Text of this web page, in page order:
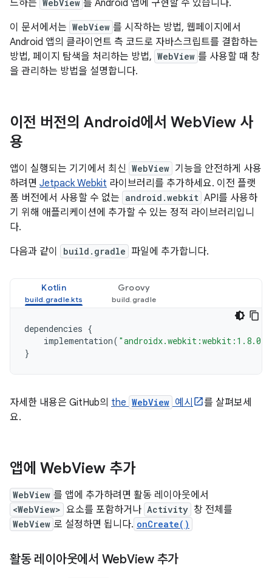
드하는 WebView 를 Android 앱에 구현할 수 있습니다.
이 문서에서는 WebView 를 시작하는 방법, 웹페이지에서
Android 앱의 클라이언트 측 코드로 자바스크립트를 결합하는
방법, 페이지 탐색을 처리하는 방법, WebView 를 사용할 때 창
을 관리하는 방법을 설명합니다.
이전 버전의 Android에서 WebView 사
용
앱이 실행되는 기기에서 최신 WebView 기능을 안전하게 사용
하려면 Jetpack Webkit 라이브러리를 추가하세요. 이전 플랫
폼 버전에서 사용할 수 없는 android.webkit API를 사용하
기 위해 애플리케이션에 추가할 수 있는 정적 라이브러리입니
다.
다음과 같이
build.gradle 파일에 추가합니다.
Kotlin Groovy
dependencies {
implementation( "androidx.webkit:webkit:1.8.0"
}
자세한 내용은 GitHub의 the WebView 예시
를 살펴보세
요.
앱에 WebView 추가
WebView 를 앱에 추가하려면 활동 레이아웃에서
<WebView> 요소를 포함하거나 Activity 창 전체를
WebView 로 설정하면 됩니다. onCreate()
활동 레이아웃에서 WebView 추가